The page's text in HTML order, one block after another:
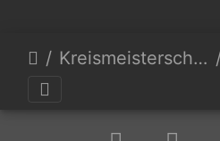
Kreismeisterschaften 23